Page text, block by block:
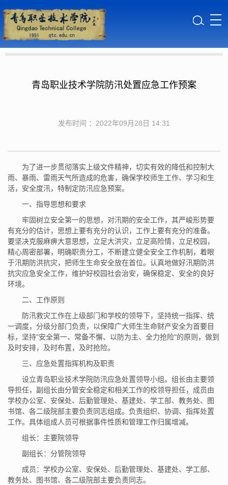
青岛职业技术学院防汛处置应急工作预案
发布时间 ：2022年09月28日 14:31
为了进一步贯彻落实上级文件精神，切实有效的降低和控制大
雨、暴雨、雷雨天气所造成的危害，确保学校师生工作、学习和生
活，安全度汛，特制定防汛应急预案。
一、指导思想和要求
牢固树立安全第一的思想，对汛期的安全工作，其严峻形势要
有充分的估计，思想上要有充分的认识，工作上要有充分的准备。
要坚决克服麻痹大意思想，立足大洪灾，立足高险情，立足校园，
精心周密部署，明确职责分工，不断建立健全安全工作机制，着眼
于汛期防洪抗灾，把师生生命安全放在首位。认真地做好汛期防洪
抗灾应急安全工作，维护好校园社会治安，确保稳定、安全的良好
环境。
二、工作原则
防汛救灾工作在上级部门和学校的领导下，坚持统一指挥、统
一调度，分级分部门负责，以保障广大师生生命财产安全为首要目
标，坚持"安全第一、常备不懈、以防为主、全力抢险"的原则，做到
及时安排，及时布置，及时抢险。
三、应急处置指挥机构及职责
设立青岛职业技术学院防汛应急处置领导小组。组长由主要领
导担任，副组长由分管安全稳定和相关工作的校领导担任，成员由
学校办公室、安保处、后勤管理处、基建处、学工部、教务处、图
书馆、各二级院部主要负责同志组成。负责组织、协调、指挥处置
工作。具体组成人员可根据事件性质和管理工作归属增减。
组长：主要院领导
副组长：分管院领导
成员：学校办公室、安保处、后勤管理处、基建处、学工部、
教务处、图书馆、各二级院部主要负责同志。